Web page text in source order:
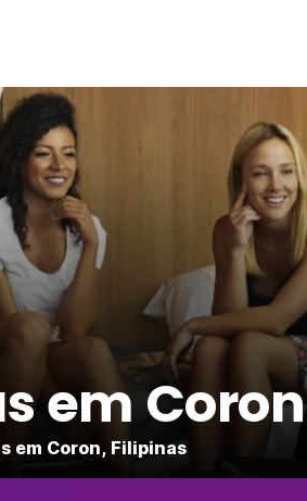
em Coron
em Coron, Filipinas